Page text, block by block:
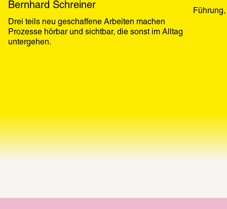
Bernhard Schreiner
Drei teils neu geschaffene Arbeiten machen
Prozesse hörbar und sichtbar, die sonst im Alltag
untergehen.
Führung